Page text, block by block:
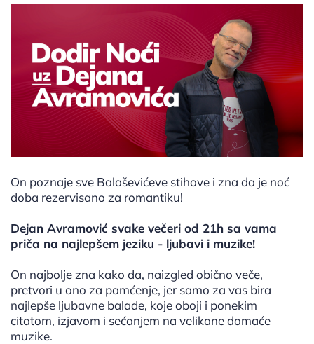
On poznaje sve Balaševićeve stihove i zna da je noć
doba rezervisano za romantiku!
Dejan Avramović svake večeri od 21h sa vama
priča na najlepšem jeziku - ljubavi i muzike!
On najbolje zna kako da, naizgled obično veče,
pretvori u ono za pamćenje, jer samo za vas bira
najlepše ljubavne balade, koje oboji i ponekim
citatom, izjavom i sećanjem na velikane domaće
muzike.